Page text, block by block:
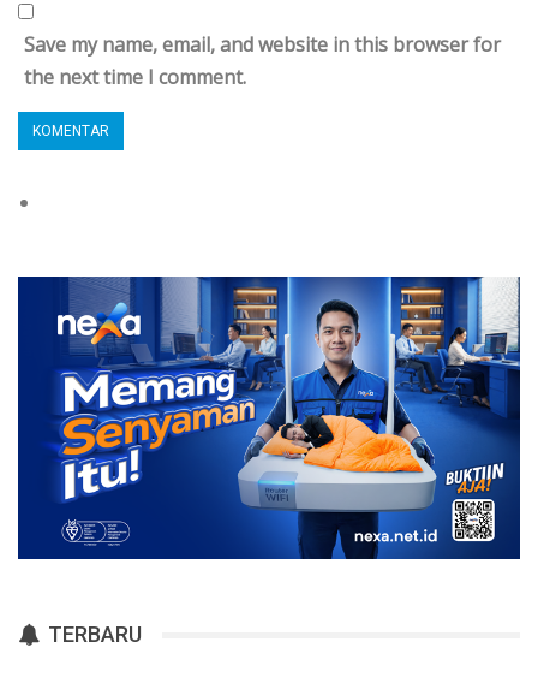
Save my name, email, and website in this browser for
the next time I comment.
TERBARU